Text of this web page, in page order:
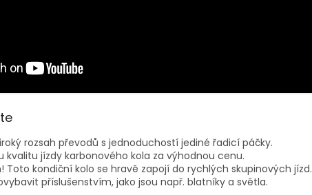
rozsah převodů s jednoduchostí jediné řadicí páčky.
kvalitu jízdy karbonového kola za výhodnou cenu.
Toto kondiční kolo se hravě zapojí do rychlých skupinových jízd.
příslušenstvím, jako jsou např. blatníky a světla.